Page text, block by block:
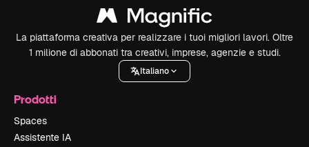
La piattaforma creativa per realizzare i tuoi migliori lavori. Oltre
1 milione di abbonati tra creativi, imprese, agenzie e studi.
Italiano
Prodotti
Spaces
Assistente IA